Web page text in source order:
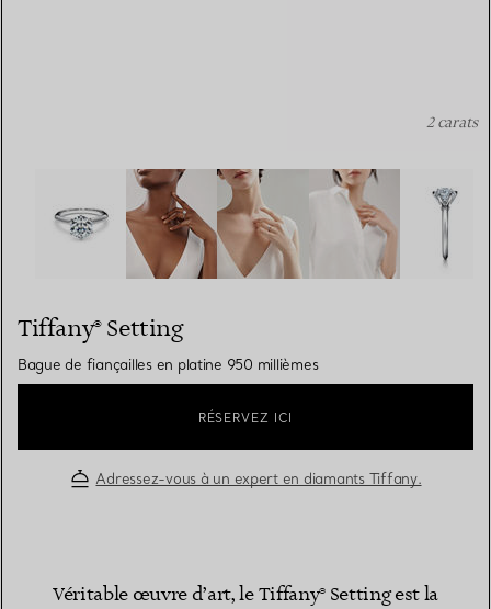
Tiffany® Setting: Bague de fiançailles en platine 950
2 carats
Tiffany® Setting
Bague de fiançailles en platine 950 millièmes
RÉSERVEZ ICI
Adressez-vous à un expert en diamants Tiffany.
Véritable œuvre d’art, le Tiffany® Setting est la